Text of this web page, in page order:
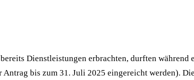
Dienstleistungen erbrachten, durften
bis zum 31. Juli 2025 eingereicht werden).